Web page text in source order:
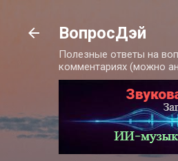
ВопросДэй
Полезные ответы на
комментариях (можно